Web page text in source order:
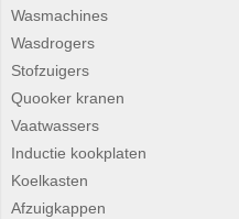
Wasmachines
Wasdrogers
Stofzuigers
Quooker kranen
Vaatwassers
Inductie kookplaten
Koelkasten
Afzuigkappen